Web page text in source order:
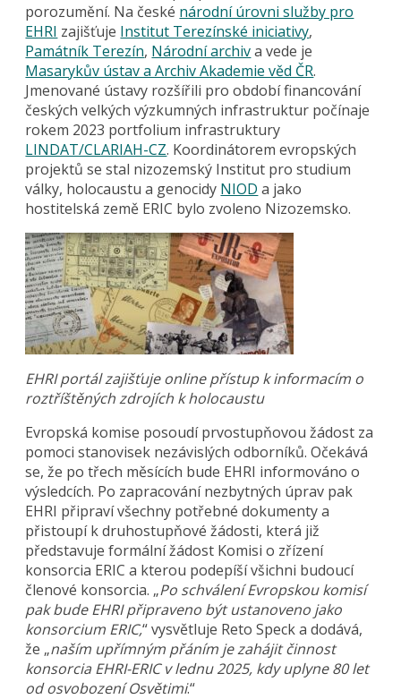
porozumění. Na české národní úrovni služby pro
EHRI zajišťuje Institut Terezínské iniciativy,
Památník Terezín, Národní archiva vede je
Masarykův ústav a Archiv Akademie věd ČR.
Jmenované ústavy rozšířili pro období financování
českých velkých výzkumných infrastruktur počínaje
rokem 2023 portfolium infrastruktury
LINDAT/CLARIAH-CZ. Koordinátorem evropských
projektů se stal nizozemský Institut pro studium
války, holocaustu a genocidy NIOD a jako
hostitelská země ERIC bylo zvoleno Nizozemsko.
EHRI portál zajišťuje online přístup k informacím o
roztříštěných zdrojích k holocaustu
Evropská komise posoudí prvostupňovou žádost za
pomoci stanovisek nezávislých odborníků. Očekává
se, že po třech měsících bude EHRI informováno o
výsledcích. Po zapracování nezbytných úprav pak
EHRI připraví všechny potřebné dokumenty a
přistoupí k druhostupňové žádosti, která již
představuje formální žádost Komisi o zřízení
konsorcia ERIC a kterou podepíší všichni budoucí
členové konsorcia. „Po schválení Evropskou komisí
pak bude EHRI připraveno být ustanoveno jako
konsorcium ERIC,“ vysvětluje Reto Speck a dodává,
že „naším upřímným přáním je zahájit činnost
konsorcia EHRI-ERIC v lednu 2025, kdy uplyne 80 let
od osvobození Osvětimi.“